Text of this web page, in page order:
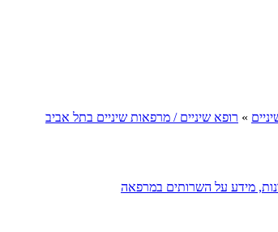
» רופא שיניים / מרפאות שיניים בתל אביב
מידע על השרותים במרפאה